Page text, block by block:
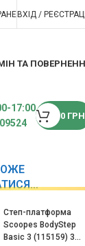
ВХІД /
ТА
17:00
0 ГРН
Степ-платформа
Scoopes BodyStep
Basic 3 (115159) 3